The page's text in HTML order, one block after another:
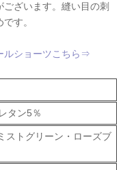
ざいます。縫い目の刺
す。
ルショーツこちら⇒
タン5％
ストグリーン・ローズブ